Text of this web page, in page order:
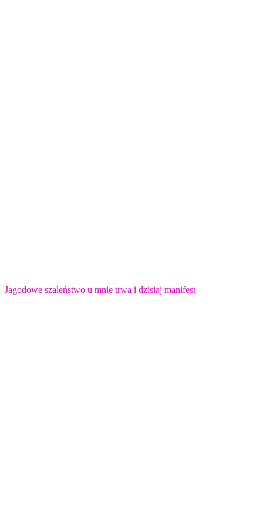
Jagodowe szaleństwo u mnie trwa i dzisiaj manifest